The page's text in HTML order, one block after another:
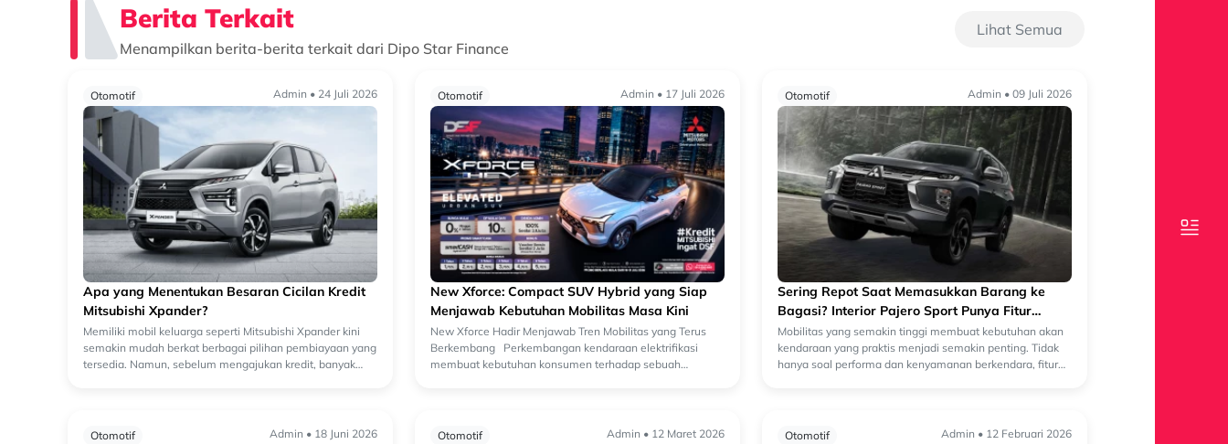
Berita Terkait
Menampilkan berita-berita terkait dari Dipo Star Finance
Lihat Semua
Otomotif Admin • 24 Juli 2026
Apa yang Menentukan Besaran Cicilan Kredit
Mitsubishi Xpander?
Memiliki mobil keluarga seperti Mitsubishi Xpander kini
semakin mudah berkat berbagai pilihan pembiayaan yang
tersedia. Namun, sebelum mengajukan kredit, banyak
Otomotif Admin • 17 Juli 2026
New Xforce: Compact SUV Hybrid yang Siap
Menjawab Kebutuhan Mobilitas Masa Kini
New Xforce Hadir Menjawab Tren Mobilitas yang Terus
Berkembang Perkembangan kendaraan elektrifikasi
membuat kebutuhan konsumen terhadap sebuah
Otomotif Admin • 09 Juli 2026
Sering Repot Saat Memasukkan Barang ke
Bagasi? Interior Pajero Sport Punya Fitur
Cerdas Ini!
Mobilitas yang semakin tinggi membuat kebutuhan akan
kendaraan yang praktis menjadi semakin penting. Tidak
hanya soal performa dan kenyamanan berkendara, fitur
Otomotif Admin • 18 Juni 2026 Otomotif Admin • 12 Maret 2026 Otomotif Admin • 12 Februari 2026